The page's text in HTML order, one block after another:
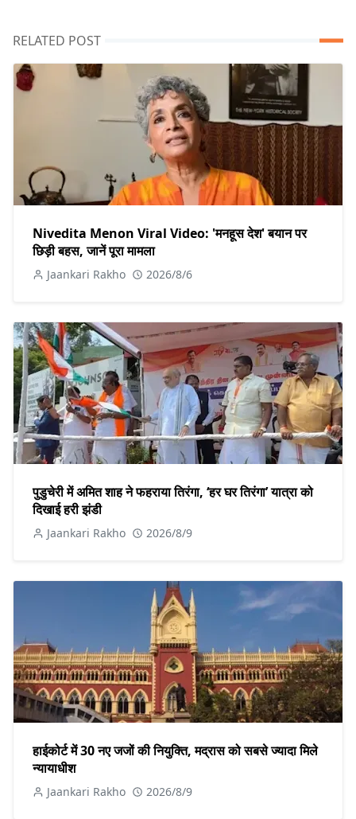
RELATED POST
Nivedita Menon Viral Video: 'मनहूस देश' बयान पर
छिड़ी बहस, जानें पूरा मामला
Jaankari Rakho 2026/8/6
पुडुचेरी में अमित शाह ने फहराया तिरंगा, ‘हर घर तिरंगा’ यात्रा को
दिखाई हरी झंडी
Jaankari Rakho 2026/8/9
हाईकोर्ट में 30 नए जजों की नियुक्ति, मद्रास को सबसे ज्यादा मिले
न्यायाधीश
Jaankari Rakho 2026/8/9